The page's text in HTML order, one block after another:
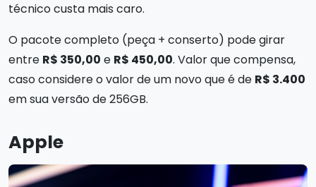
técnico custa mais caro.
O pacote completo (peça + conserto) pode girar
entre R$ 350,00 e R$ 450,00. Valor que compensa,
caso considere o valor de um novo que é de R$ 3.400
em sua versão de 256GB.
Apple